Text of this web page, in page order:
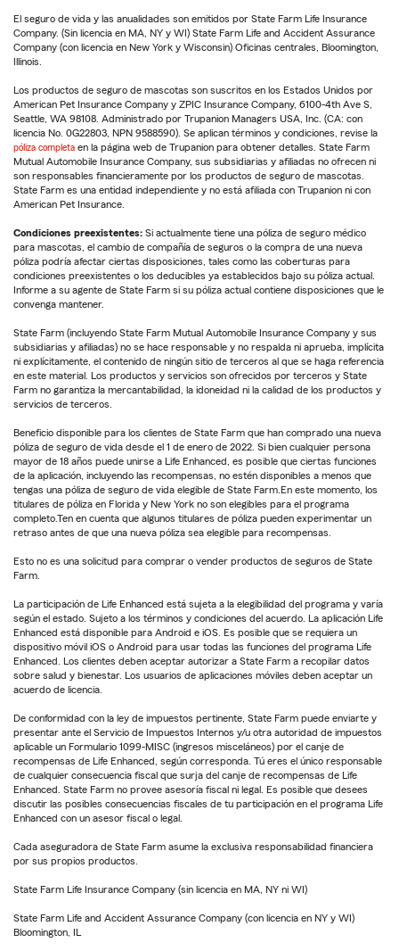
El seguro de vida y las anualidades son emitidos por State Farm Life Insurance
Company. (Sin licencia en MA, NY y WI) State Farm Life and Accident Assurance
Company (con licencia en New York y Wisconsin) Oficinas centrales, Bloomington,
Illinois.
Los productos de seguro de mascotas son suscritos en los Estados Unidos por
American Pet Insurance Company y ZPIC Insurance Company, 6100-4th Ave S,
Seattle, WA 98108. Administrado por Trupanion Managers USA, Inc. (CA: con
licencia No. 0G22803, NPN 9588590). Se aplican términos y condiciones, revise la
póliza completa en la página web de Trupanion para obtener detalles. State Farm
Mutual Automobile Insurance Company, sus subsidiarias y afiliadas no ofrecen ni
son responsables financieramente por los productos de seguro de mascotas.
State Farm es una entidad independiente y no está afiliada con Trupanion ni con
American Pet Insurance.
Condiciones preexistentes: Si actualmente tiene una póliza de seguro médico
para mascotas, el cambio de compañía de seguros o la compra de una nueva
póliza podría afectar ciertas disposiciones, tales como las coberturas para
condiciones preexistentes o los deducibles ya establecidos bajo su póliza actual.
Informe a su agente de State Farm si su póliza actual contiene disposiciones que le
convenga mantener.
State Farm (incluyendo State Farm Mutual Automobile Insurance Company y sus
subsidiarias y afiliadas) no se hace responsable y no respalda ni aprueba, implícita
ni explícitamente, el contenido de ningún sitio de terceros al que se haga referencia
en este material. Los productos y servicios son ofrecidos por terceros y State
Farm no garantiza la mercantabilidad, la idoneidad ni la calidad de los productos y
servicios de terceros.
Beneficio disponible para los clientes de State Farm que han comprado una nueva
póliza de seguro de vida desde el 1 de enero de 2022. Si bien cualquier persona
mayor de 18 años puede unirse a Life Enhanced, es posible que ciertas funciones
de la aplicación, incluyendo las recompensas, no estén disponibles a menos que
tengas una póliza de seguro de vida elegible de State Farm.En este momento, los
titulares de póliza en Florida y New York no son elegibles para el programa
completo.Ten en cuenta que algunos titulares de póliza pueden experimentar un
retraso antes de que una nueva póliza sea elegible para recompensas.
Esto no es una solicitud para comprar o vender productos de seguros de State
Farm.
La participación de Life Enhanced está sujeta a la elegibilidad del programa y varía
según el estado. Sujeto a los términos y condiciones del acuerdo. La aplicación Life
Enhanced está disponible para Android e iOS. Es posible que se requiera un
dispositivo móvil iOS o Android para usar todas las funciones del programa Life
Enhanced. Los clientes deben aceptar autorizar a State Farm a recopilar datos
sobre salud y bienestar. Los usuarios de aplicaciones móviles deben aceptar un
acuerdo de licencia.
De conformidad con la ley de impuestos pertinente, State Farm puede enviarte y
presentar ante el Servicio de Impuestos Internos y/u otra autoridad de impuestos
aplicable un Formulario 1099-MISC (ingresos misceláneos) por el canje de
recompensas de Life Enhanced, según corresponda. Tú eres el único responsable
de cualquier consecuencia fiscal que surja del canje de recompensas de Life
Enhanced. State Farm no provee asesoría fiscal ni legal. Es posible que desees
discutir las posibles consecuencias fiscales de tu participación en el programa Life
Enhanced con un asesor fiscal o legal.
Cada aseguradora de State Farm asume la exclusiva responsabilidad financiera
por sus propios productos.
State Farm Life Insurance Company (sin licencia en MA, NY ni WI)
State Farm Life and Accident Assurance Company (con licencia en NY y WI)
Bloomington, IL